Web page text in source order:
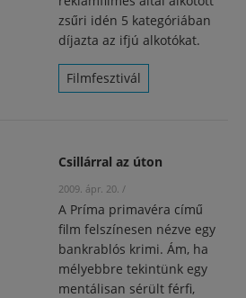
zsűri idén 5 kategóriában
díjazta az ifjú alkotókat.
Filmfesztivál
Csillárral az úton
2009. ápr. 20. /
A Príma primavéra című
film felszínesen nézve egy
bankrablós krimi. Ám, ha
mélyebbre tekintünk egy
mentálisan sérült férfi,